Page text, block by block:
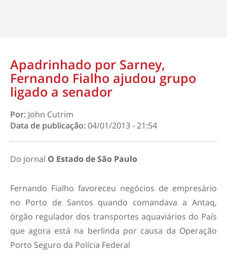
Apadrinhado por Sarney,
Fernando Fialho ajudou grupo
ligado a senador
Por: John Cutrim
Data de publicação:04/01/2013 - 21:54
Do jornal O Estado de São Paulo
Fernando Fialho favoreceu negócios de empresário
no Porto de Santos quando comandava a Antaq,
órgão regulador dos transportes aquaviários do País
que agora está na berlinda por causa da Operação
Porto Seguro da Polícia Federal